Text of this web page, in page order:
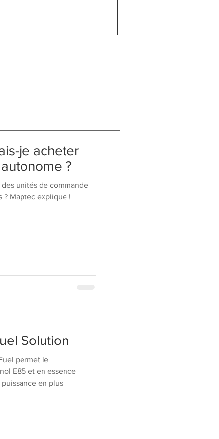
je acheter
?
unités de commande
? Maptec explique !
Solution
permet le
E85 et en essence
en plus !